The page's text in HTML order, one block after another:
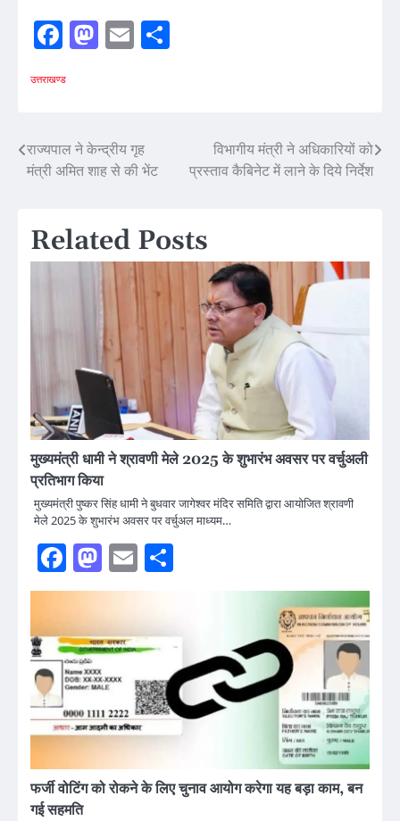
Facebook
Mastodon
Email
उत्तराखण्ड
Post
navigation
राज्यपाल ने केन्द्रीय गृह
मंत्री अमित शाह से की भेंट
विभागीय मंत्री ने अधिकारियों को
प्रस्ताव कैबिनेट में लाने के दिये निर्देश
Related Posts
मुख्यमंत्री धामी ने श्रावणी मेले 2025 के शुभारंभ अवसर पर वर्चुअली
प्रतिभाग किया
मुख्यमंत्री पुष्कर सिंह धामी ने बुधवार जागेश्वर मंदिर समिति द्वारा आयोजित श्रावणी
मेले 2025 के शुभारंभ अवसर पर वर्चुअल माध्यम…
Facebook
Mastodon
Email
फर्जी वोटिंग को रोकने के लिए चुनाव आयोग करेगा यह बड़ा काम, बन
गई सहमति